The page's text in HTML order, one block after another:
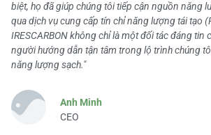
biệt, họ đã giúp chúng tôi tiếp cận nguồn năng
qua dịch vụ cung cấp tín chỉ năng lượng tái tạo
IRESCARBON không chỉ là một đối tác đáng tin
người hướng dẫn tận tâm trong lộ trình chúng
năng lượng sạch."
Anh Minh
CEO